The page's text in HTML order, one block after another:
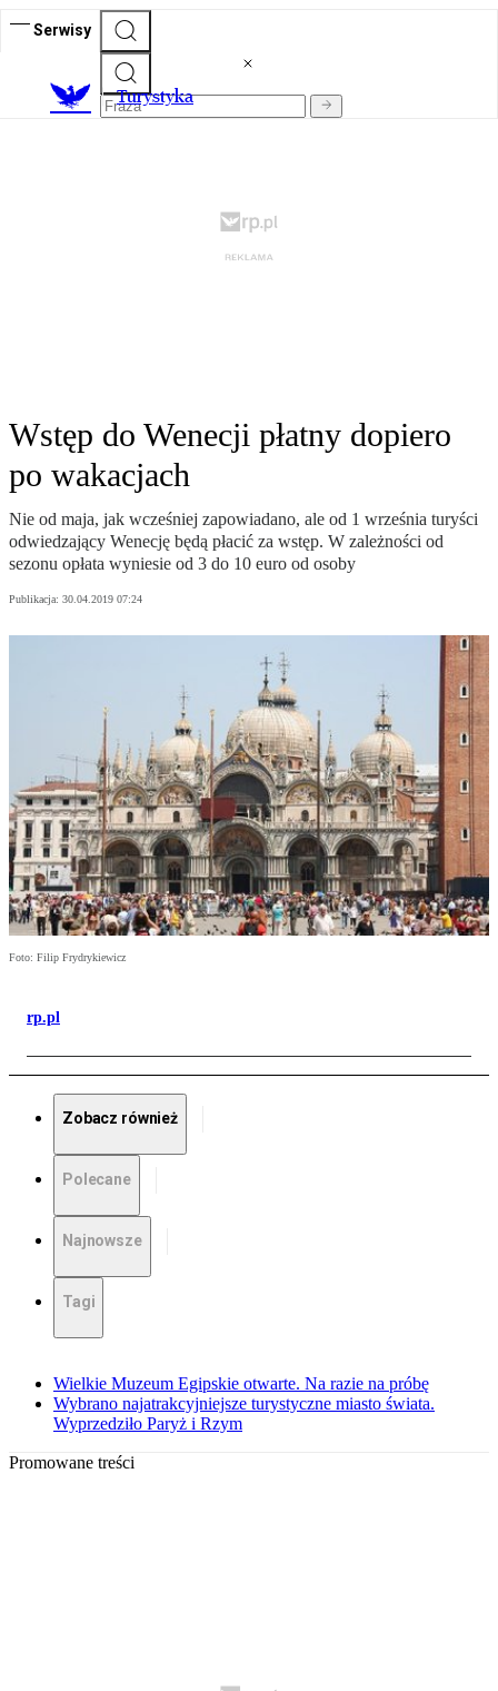
Serwisy
Turystyka
Wstęp do Wenecji płatny dopiero
po wakacjach
Nie od maja, jak wcześniej zapowiadano, ale od 1 września turyści
odwiedzający Wenecję będą płacić za wstęp. W zależności od
sezonu opłata wyniesie od 3 do 10 euro od osoby
Publikacja: 30.04.2019 07:24
Foto: Filip Frydrykiewicz
rp.pl
Zobacz również
Polecane
Najnowsze
Tagi
Wielkie Muzeum Egipskie otwarte. Na razie na próbę
Wybrano najatrakcyjniejsze turystyczne miasto świata.
Wyprzedziło Paryż i Rzym
Promowane treści